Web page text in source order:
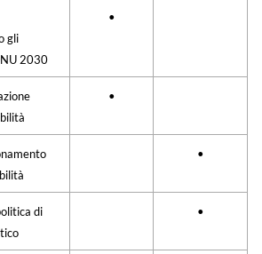
gli
2030
•
•
•
di
•